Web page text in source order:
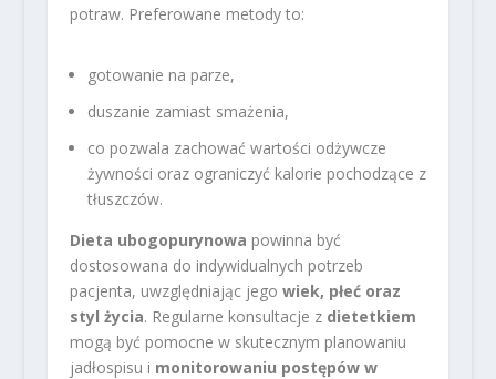
potraw. Preferowane metody to:
gotowanie na parze,
duszanie zamiast smażenia,
co pozwala zachować wartości odżywcze
żywności oraz ograniczyć kalorie pochodzące z
tłuszczów.
Dieta ubogopurynowa powinna być
dostosowana do indywidualnych potrzeb
pacjenta, uwzględniając jego wiek, płeć oraz
styl życia. Regularne konsultacje z dietetkiem
mogą być pomocne w skutecznym planowaniu
jadłospisu i monitorowaniu postępów w